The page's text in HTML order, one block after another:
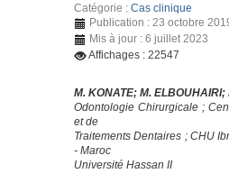
Catégorie : Cas clinique
Publication : 23 octobre
Mis à jour : 6 juillet 2023
Affichages : 22547
M. KONATE; M. ELBOUHAIRI;
Odontologie Chirurgicale ;
et de
Traitements Dentaires ; CHU
- Maroc
Université Hassan II